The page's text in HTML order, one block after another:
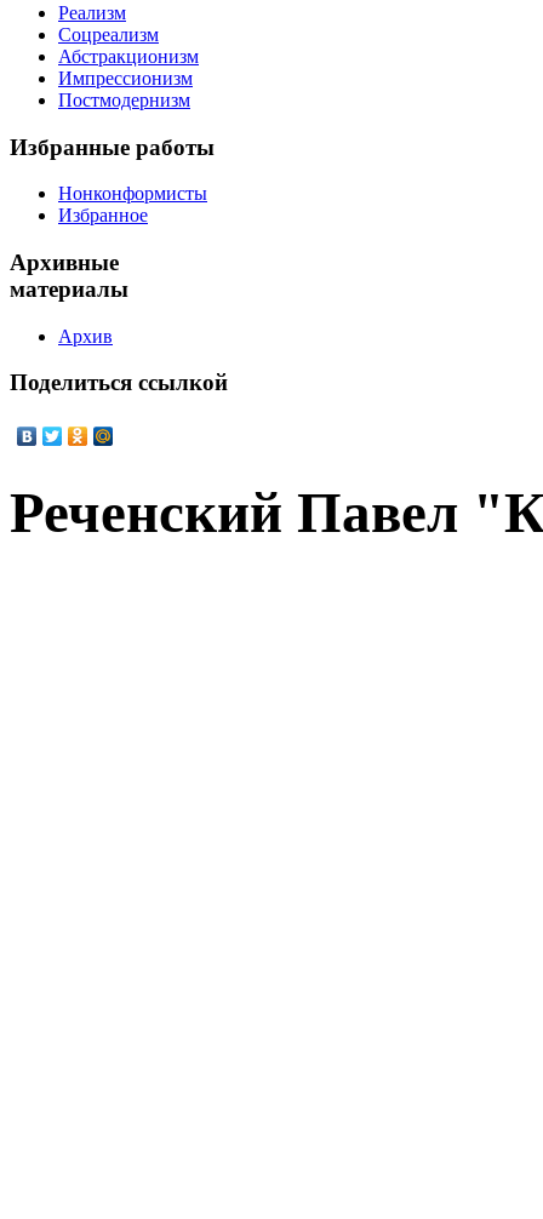
Реализм
Соцреализм
Абстракционизм
Импрессионизм
Постмодернизм
Избранные работы
Нонконформисты
Избранное
Архивные
материалы
Архив
Поделиться ссылкой
Реченский Павел